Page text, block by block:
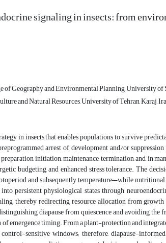
signaling in insects: from
Geography and Environmental Planning, University of
and Natural Resources, University of Tehran, Karaj,
in insects that enables populations to survive
arrest of development and/or
initiation, maintenance, termination, and, in
budgeting, and enhanced stress tolerance. The
and subsequently temperature—while
persistent physiological states through
thereby redirecting resource allocation from
diapause from quiescence and avoiding
emergence timing. From a plant-protection and
sensitive windows; therefore, diapause-